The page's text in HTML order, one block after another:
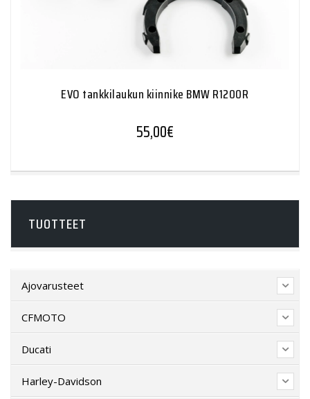
EVO tankkilaukun kiinnike BMW R1200R
55,00€
TUOTTEET
Ajovarusteet
CFMOTO
Ducati
Harley-Davidson